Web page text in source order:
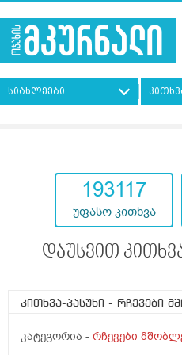
სიახლეები
193117
უფასო კითხვა
დაუსვით
კითხვა-პასუხი - რჩევები
კატეგორია - რჩევები